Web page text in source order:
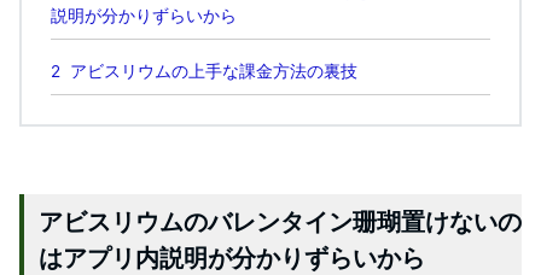
説明が分かりずらいから
2 アビスリウムの上手な課金方法の裏技
アビスリウムのバレンタイン珊瑚置けないの
はアプリ内説明が分かりずらいから